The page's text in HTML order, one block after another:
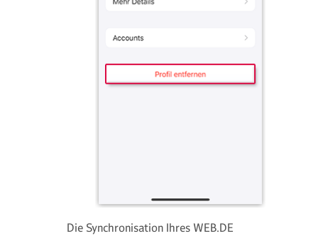
Die Synchronisation Ihres WEB.DE